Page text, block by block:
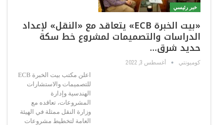
خبر رئيسي
«بيت الخبرة ECB» يتعاقد مع «النقل» لإعداد
الدراسات والتصميمات لمشروع خط سكة
حديد شرق…
كوميونتي أغسطس 3, 2022
اعلن مكتب بيت الخبرة ECB
للتصميمات والاستشارات
الهندسية وإدارة
المشروعات، تعاقده مع
وزارة النقل ممثلة في الهيئة
العامة لتخطيط مشروعات